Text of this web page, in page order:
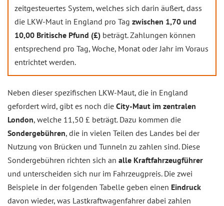
zeitgesteuertes System, welches sich darin äußert, dass
die LKW-Maut in England pro Tag zwischen 1,70 und
10,00 Britische Pfund (£) beträgt. Zahlungen können
entsprechend pro Tag, Woche, Monat oder Jahr im Voraus
entrichtet werden.
Neben dieser spezifischen LKW-Maut, die in England
gefordert wird, gibt es noch die City-Maut im zentralen
London, welche 11,50 £ beträgt. Dazu kommen die
Sondergebühren, die in vielen Teilen des Landes bei der
Nutzung von Brücken und Tunneln zu zahlen sind. Diese
Sondergebühren richten sich an alle Kraftfahrzeugführer
und unterscheiden sich nur im Fahrzeugpreis. Die zwei
Beispiele in der folgenden Tabelle geben einen Eindruck
davon wieder, was Lastkraftwagenfahrer dabei zahlen